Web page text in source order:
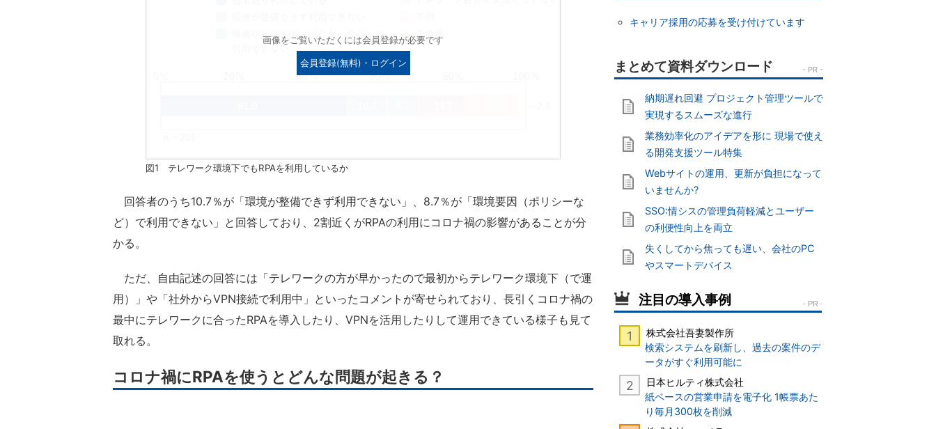
画像をご覧いただくには会員登録が必要です
会員登録(無料)・ログイン
図1 テレワーク環境下でもRPAを利用しているか
回答者のうち10.7％が「環境が整備できず利用できない」、8.7％が「環境要因（ポリシーな
ど）で利用できない」と回答しており、2割近くがRPAの利用にコロナ禍の影響があることが分
かる。
ただ、自由記述の回答には「テレワークの方が早かったので最初からテレワーク環境下（で運
用）」や「社外からVPN接続で利用中」といったコメントが寄せられており、長引くコロナ禍の
最中にテレワークに合ったRPAを導入したり、VPNを活用したりして運用できている様子も見て
取れる。
コロナ禍にRPAを使うとどんな問題が起きる？
キャリア採用の応募を受け付けています
納期遅れ回避 プロジェクト管理ツールで
実現するスムーズな進行
業務効率化のアイデアを形に 現場で使え
る開発支援ツール特集
Webサイトの運用、更新が負担になって
いませんか?
SSO:情シスの管理負荷軽減とユーザー
の利便性向上を両立
失くしてから焦っても遅い、会社のPC
やスマートデバイス